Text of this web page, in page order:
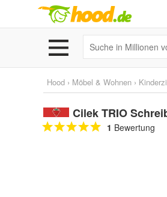
Hood › Möbel & Wohnen ›
Cilek TRIO
1 Bewertung